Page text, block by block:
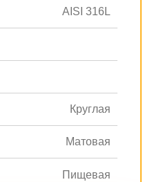
AISI 316L
Круглая
Матовая
Пищевая